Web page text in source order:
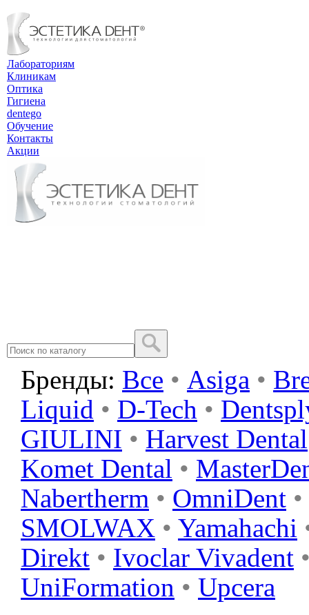
Лабораториям
Клиникам
Оптика
Гигиена
dentego
Обучение
Контакты
Акции
Бренды: Все • Asiga •
Liquid • D-Tech •
GIULINI • Harvest Dental
Komet Dental •
Nabertherm • OmniDent •
SMOLWAX • Yamahachi
Direkt • Ivoclar Vivadent
UniFormation • Upcera